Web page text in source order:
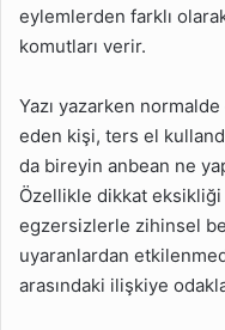
eylemlerden farklı
komutları verir.
Yazı yazarken
eden kişi, ters el
da bireyin anbean ne
Özellikle dikkat
egzersizlerle zihinsel
uyaranlardan
arasındaki ilişkiye